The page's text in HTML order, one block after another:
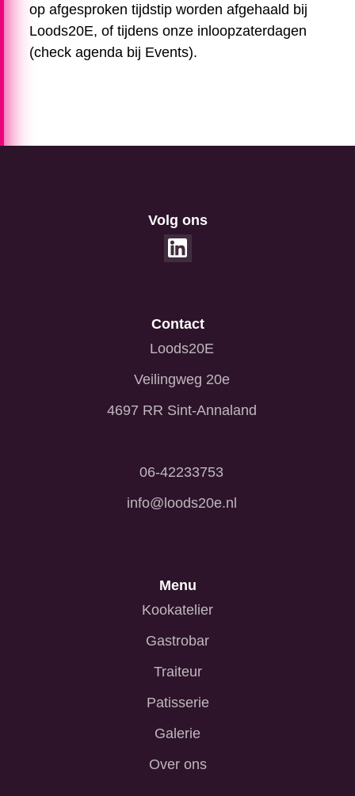
op afgesproken tijdstip worden afgehaald bij
Loods20E, of tijdens onze inloopzaterdagen
(check agenda bij Events).
Volg ons
Contact
Loods20E
Veilingweg 20e
4697 RR Sint-Annaland
06-42233753
info@loods20e.nl
Menu
Kookatelier
Gastrobar
Traiteur
Patisserie
Galerie
Over ons